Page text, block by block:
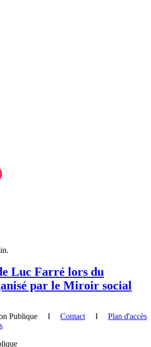
Luc Farré lors du
par le Miroir social
Publique I Contact I Plan d'accès